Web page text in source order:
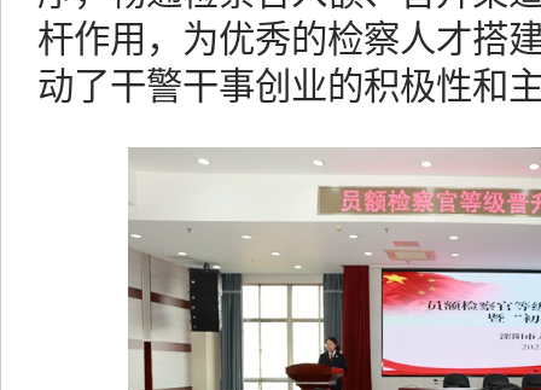
杆作用，为优秀的检察人才搭
动了干警干事创业的积极性和